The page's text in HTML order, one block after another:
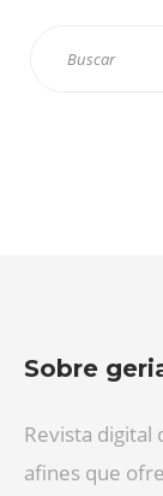
Sobre
Revista digital
afines que